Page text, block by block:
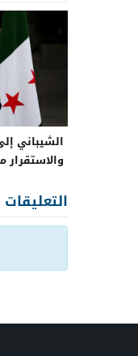
الشيباني
والاستقرار
التعليقات